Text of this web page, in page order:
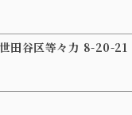
田谷区等々力 8-20-21